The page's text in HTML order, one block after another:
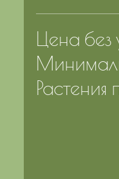
Цена без
Растения